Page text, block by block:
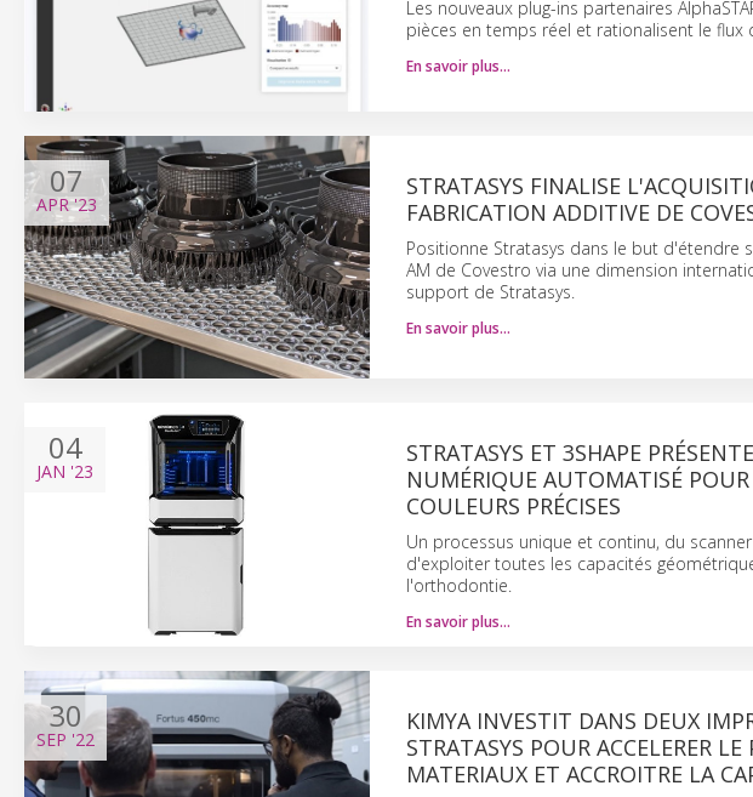
Les nouveaux plug-ins partenaires
pièces en temps réel et rationalisent le flux
En savoir plus…
07
APR'23
STRATASYS FINALISE
FABRICATION ADDITIVE DE
Positionne Stratasys dans le but d'étendre
AM de Covestro via une dimension
support de Stratasys.
En savoir plus…
04
JAN '23
STRATASYS ET 3SHAPE
NUMÉRIQUE AUTOMATISÉ
COULEURS PRÉCISES
Un processus unique et continu, du
d'exploiter toutes les capacités
l'orthodontie.
En savoir plus…
30
SEP '22
KIMYA INVESTIT DANS DEUX
STRATASYS POUR ACCELERER
MATERIAUX ET ACCROITRE LA